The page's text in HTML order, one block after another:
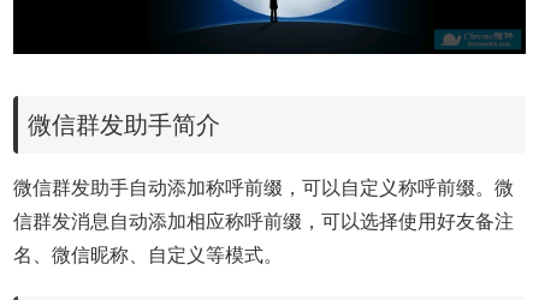
微信群发助手简介
微信群发助手自动添加称呼前缀，可以自定义称呼前缀。微
信群发消息自动添加相应称呼前缀，可以选择使用好友备注
名、微信昵称、自定义等模式。